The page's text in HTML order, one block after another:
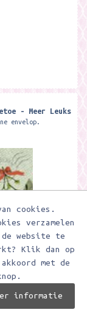
cookies.
verzamelen
de website te
Klik dan op
met de
informatie
- Meer Leuks
envelop.